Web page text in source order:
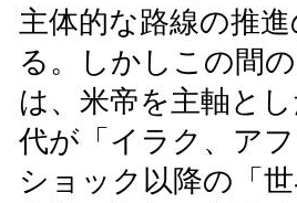
主体的な路線の推
る。しかしこの間
は、米帝を主軸と
代が「イラク、ア
ショック以降の「